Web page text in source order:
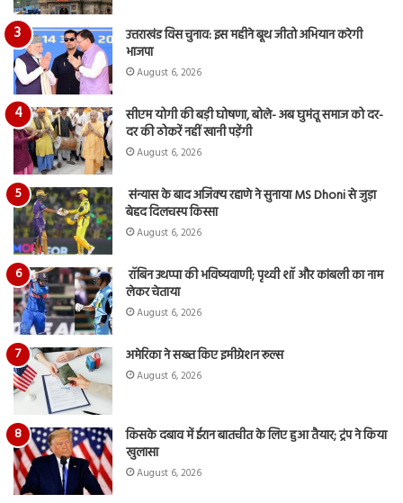
उत्तराखंड विस चुनाव: इस महीने बूथ जीतो अभियान करेगी
भाजपा
August 6, 2026
सीएम योगी की बड़ी घोषणा, बोले- अब घुमंतू समाज को दर-
दर की ठोकरें नहीं खानी पड़ेंगी
August 6, 2026
संन्यास के बाद अजिंक्‍य रहाणे ने सुनाया MS Dhoni से जुड़ा
बेहद दिलचस्प किस्सा
August 6, 2026
रॉबिन उथप्पा की भविष्यवाणी; पृथ्वी शॉ और कांबली का नाम
लेकर चेताया
August 6, 2026
अमेरिका ने सख्त किए इमीग्रेशन रूल्स
August 6, 2026
किसके दबाव में ईरान बातचीत के लिए हुआ तैयार; ट्रंप ने किया
खुलासा
August 6, 2026